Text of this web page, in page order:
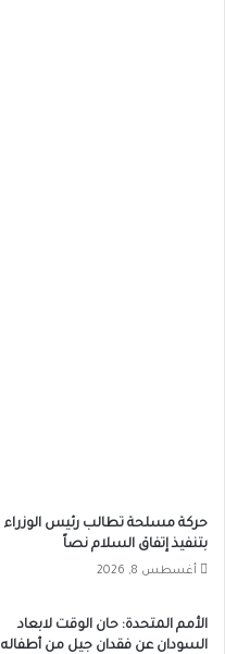
حركة مسلحة تطالب رئيس الوزراء
بتنفيذ إتفاق السلام نصاً
أغسطس 8, 2026
الأمم المتحدة: حان الوقت لابعاد
السودان عن فقدان جيل من أطفاله